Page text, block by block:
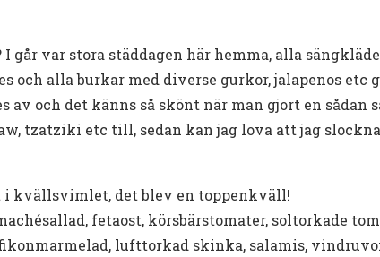
går var stora städdagen här hemma, alla
och alla burkar med diverse gurkor, jalapenos etc
av och det känns så skönt när man gjort en sådan
tzatziki etc till, sedan kan jag lova att jag
kvällsvimlet, det blev en toppenkväll!
fetaost, körsbärstomater, soltorkade
lufttorkad skinka, salamis,